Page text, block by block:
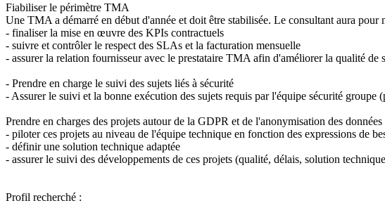
Fiabiliser le périmètre TMA
Une TMA a démarré en début d'année et doit être stabilisée. Le consultant aura pour
- finaliser la mise en œuvre des KPIs contractuels
- suivre et contrôler le respect des SLAs et la facturation mensuelle
- assurer la relation fournisseur avec le prestataire TMA afin d'améliorer la qualité de
- Prendre en charge le suivi des sujets liés à sécurité
- Assurer le suivi et la bonne exécution des sujets requis par l'équipe sécurité
Prendre en charges des projets autour de la GDPR et de l'anonymisation des données
- piloter ces projets au niveau de l'équipe technique en fonction des expressions de
- définir une solution technique adaptée
- assurer le suivi des développements de ces projets (qualité, délais, solution
Profil recherché :